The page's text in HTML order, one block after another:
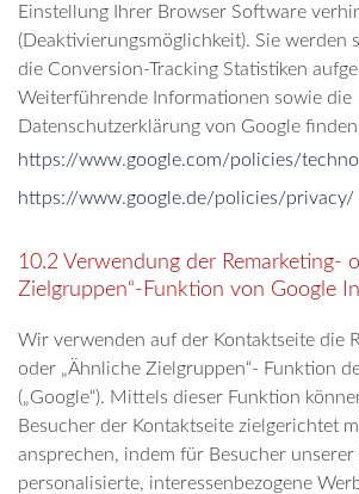
Einstellung Ihrer Browser Software
(Deaktivierungsmöglichkeit). Sie werden
die Conversion-Tracking Statistiken
Weiterführende Informationen sowie die
Datenschutzerklärung von Google
https://www.google.com/policies/
https://www.google.de/policies/privacy/
10.2 Verwendung der Remarketing-
Zielgruppen“-Funktion von Google
Wir verwenden auf der Kontaktseite die
oder „Ähnliche Zielgruppen“- Funktion
(„Google“). Mittels dieser Funktion
Besucher der Kontaktseite zielgerichtet
ansprechen, indem für Besucher unserer
personalisierte, interessenbezogene